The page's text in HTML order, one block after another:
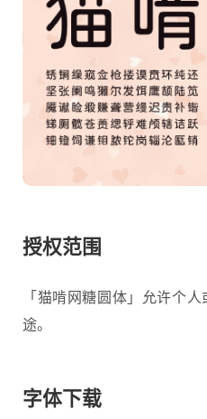
授权范围
「猫啃网糖圆体」允许个
途。
字体下载